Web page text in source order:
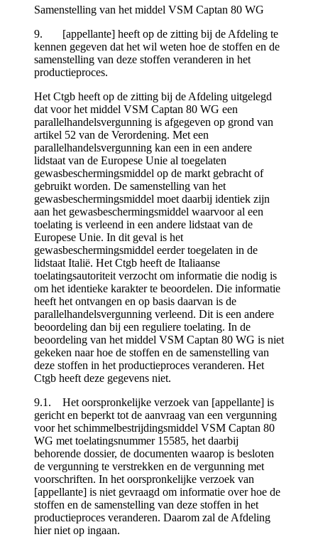
Samenstelling van het middel VSM Captan 80 WG
9. [appellante] heeft op de zitting bij de Afdeling te
kennen gegeven dat het wil weten hoe de stoffen en de
samenstelling van deze stoffen veranderen in het
productieproces.
Het Ctgb heeft op de zitting bij de Afdeling uitgelegd
dat voor het middel VSM Captan 80 WG een
parallelhandelsvergunning is afgegeven op grond van
artikel 52 van de Verordening. Met een
parallelhandelsvergunning kan een in een andere
lidstaat van de Europese Unie al toegelaten
gewasbeschermingsmiddel op de markt gebracht of
gebruikt worden. De samenstelling van het
gewasbeschermingsmiddel moet daarbij identiek zijn
aan het gewasbeschermingsmiddel waarvoor al een
toelating is verleend in een andere lidstaat van de
Europese Unie. In dit geval is het
gewasbeschermingsmiddel eerder toegelaten in de
lidstaat Italië. Het Ctgb heeft de Italiaanse
toelatingsautoriteit verzocht om informatie die nodig is
om het identieke karakter te beoordelen. Die informatie
heeft het ontvangen en op basis daarvan is de
parallelhandelsvergunning verleend. Dit is een andere
beoordeling dan bij een reguliere toelating. In de
beoordeling van het middel VSM Captan 80 WG is niet
gekeken naar hoe de stoffen en de samenstelling van
deze stoffen in het productieproces veranderen. Het
Ctgb heeft deze gegevens niet.
9.1. Het oorspronkelijke verzoek van [appellante] is
gericht en beperkt tot de aanvraag van een vergunning
voor het schimmelbestrijdingsmiddel VSM Captan 80
WG met toelatingsnummer 15585, het daarbij
behorende dossier, de documenten waarop is besloten
de vergunning te verstrekken en de vergunning met
voorschriften. In het oorspronkelijke verzoek van
[appellante] is niet gevraagd om informatie over hoe de
stoffen en de samenstelling van deze stoffen in het
productieproces veranderen. Daarom zal de Afdeling
hier niet op ingaan.